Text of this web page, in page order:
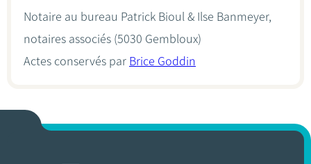
Notaire au bureau Patrick Bioul & Ilse Banmeyer,
notaires associés (5030 Gembloux)
Actes conservés par Brice Goddin